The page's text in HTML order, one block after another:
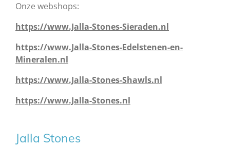
Onze webshops:
https://www.Jalla-Stones-Sieraden.nl
https://www.Jalla-Stones-Edelstenen-en-
Mineralen.nl
https://www.Jalla-Stones-Shawls.nl
https://www.Jalla-Stones.nl
Jalla Stones